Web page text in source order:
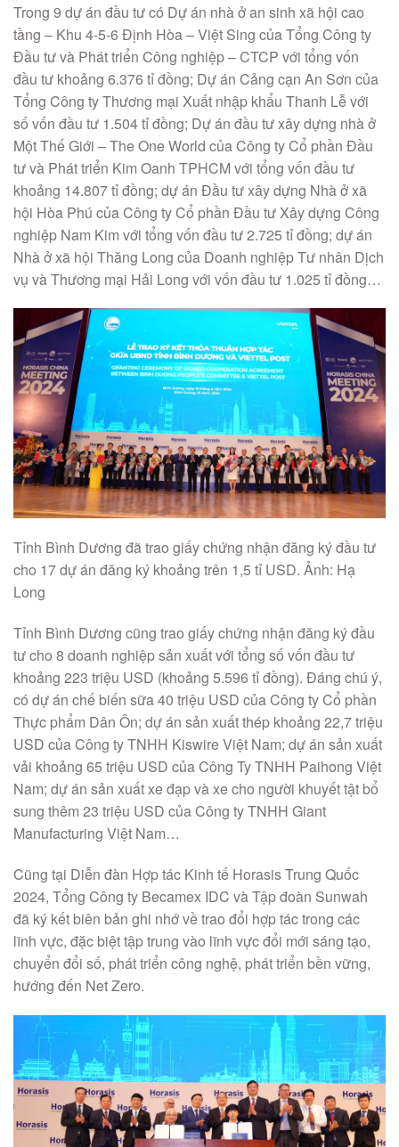
Trong 9 dự án đầu tư có Dự án nhà ở an sinh xã hội cao
tầng – Khu 4-5-6 Định Hòa – Việt Sing của Tổng Công ty
Đầu tư và Phát triển Công nghiệp – CTCP với tổng vốn
đầu tư khoảng 6.376 tỉ đồng; Dự án Cảng cạn An Sơn của
Tổng Công ty Thương mại Xuất nhập khẩu Thanh Lễ với
số vốn đầu tư 1.504 tỉ đồng; Dự án đầu tư xây dựng nhà ở
Một Thế Giới – The One World của Công ty Cổ phần Đầu
tư và Phát triển Kim Oanh TPHCM với tổng vốn đầu tư
khoảng 14.807 tỉ đồng; dự án Đầu tư xây dựng Nhà ở xã
hội Hòa Phú của Công ty Cổ phần Đầu tư Xây dựng Công
nghiệp Nam Kim với tổng vốn đầu tư 2.725 tỉ đồng; dự án
Nhà ở xã hội Thăng Long của Doanh nghiệp Tư nhân Dịch
vụ và Thương mại Hải Long với vốn đầu tư 1.025 tỉ đồng…
Tỉnh Bình Dương đã trao giấy chứng nhận đăng ký đầu tư
cho 17 dự án đăng ký khoảng trên 1,5 tỉ USD. Ảnh: Hạ
Long
Tỉnh Bình Dương cũng trao giấy chứng nhận đăng ký đầu
tư cho 8 doanh nghiệp sản xuất với tổng số vốn đầu tư
khoảng 223 triệu USD (khoảng 5.596 tỉ đồng). Đáng chú ý,
có dự án chế biến sữa 40 triệu USD của Công ty Cổ phần
Thực phẩm Dân Ôn; dự án sản xuất thép khoảng 22,7 triệu
USD của Công ty TNHH Kiswire Việt Nam; dự án sản xuất
vải khoảng 65 triệu USD của Công Ty TNHH Paihong Việt
Nam; dự án sản xuất xe đạp và xe cho người khuyết tật bổ
sung thêm 23 triệu USD của Công ty TNHH Giant
Manufacturing Việt Nam…
Cũng tại Diễn đàn Hợp tác Kinh tế Horasis Trung Quốc
2024, Tổng Công ty Becamex IDC và Tập đoàn Sunwah
đã ký kết biên bản ghi nhớ về trao đổi hợp tác trong các
lĩnh vực, đặc biệt tập trung vào lĩnh vực đổi mới sáng tạo,
chuyển đổi số, phát triển công nghệ, phát triển bền vững,
hướng đến Net Zero.